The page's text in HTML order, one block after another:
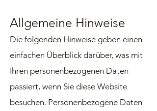
Allgemeine Hinweise
Die folgenden Hinweise geben einen
einfachen Überblick darüber, was mit
Ihren personenbezogenen Daten
passiert, wenn Sie diese Website
besuchen. Personenbezogene Daten